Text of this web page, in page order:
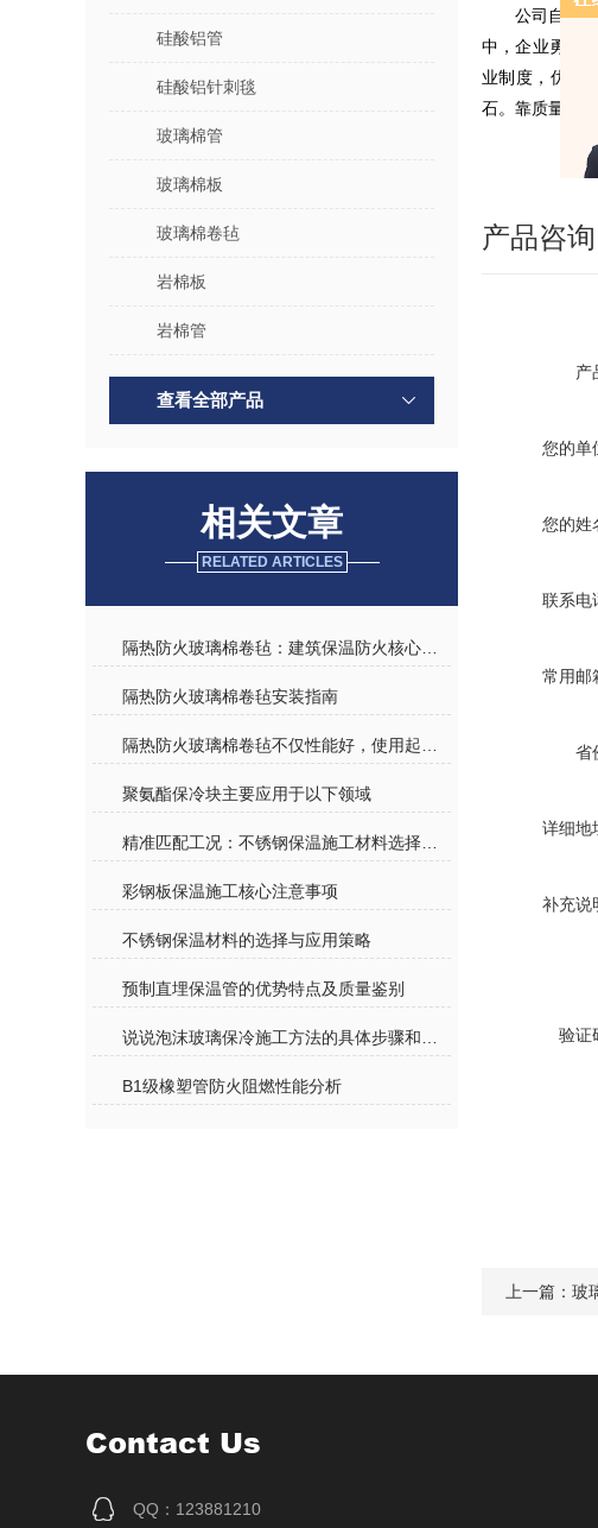
硅酸铝管
硅酸铝针刺毯
玻璃棉管
玻璃棉板
玻璃棉卷毡
岩棉板
岩棉管
查看全部产品
相关文章
RELATED ARTICLES
隔热防火玻璃棉卷毡安装指南
聚氨酯保冷块主要应用于以下领域
彩钢板保温施工核心注意事项
不锈钢保温材料的选择与应用策略
预制直埋保温管的优势特点及质量鉴别
B1级橡塑管防火阻燃性能分析
公司自成
中，企业勇于
业制度，优化
石。靠质量树
产品咨询
产
您的单
您的姓
联系电
常用邮
省
详细地
补充说
验证
上一篇： 玻
Contact Us
QQ：123881210